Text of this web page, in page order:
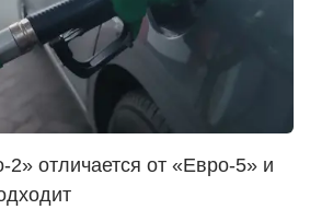
отличается от «Евро-5» и